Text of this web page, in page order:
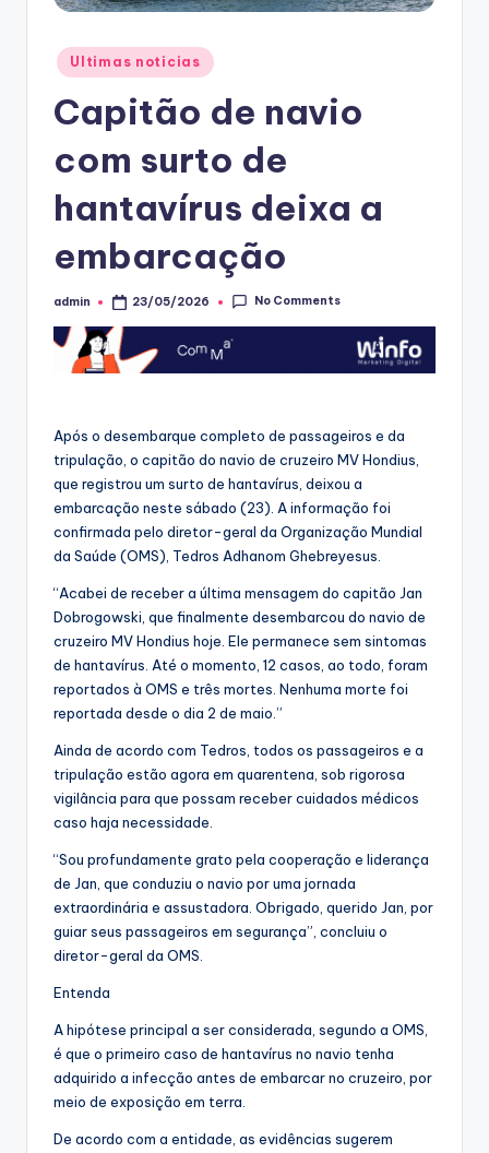
Posted
in
Ultimas noticias
Capitão de navio
com surto de
hantavírus deixa a
embarcação
Posted
admin 23/05/2026 No Comments
Após o desembarque completo de passageiros e da
tripulação, o capitão do navio de cruzeiro MV Hondius,
que registrou um surto de hantavírus, deixou a
embarcação neste sábado (23). A informação foi
confirmada pelo diretor-geral da Organização Mundial
da Saúde (OMS), Tedros Adhanom Ghebreyesus.
“Acabei de receber a última mensagem do capitão Jan
Dobrogowski, que finalmente desembarcou do navio de
cruzeiro MV Hondius hoje. Ele permanece sem sintomas
de hantavírus. Até o momento, 12 casos, ao todo, foram
reportados à OMS e três mortes. Nenhuma morte foi
reportada desde o dia 2 de maio.”
Ainda de acordo com Tedros, todos os passageiros e a
tripulação estão agora em quarentena, sob rigorosa
vigilância para que possam receber cuidados médicos
caso haja necessidade.
“Sou profundamente grato pela cooperação e liderança
de Jan, que conduziu o navio por uma jornada
extraordinária e assustadora. Obrigado, querido Jan, por
guiar seus passageiros em segurança”, concluiu o
diretor-geral da OMS.
Entenda
A hipótese principal a ser considerada, segundo a OMS,
é que o primeiro caso de hantavírus no navio tenha
adquirido a infecção antes de embarcar no cruzeiro, por
meio de exposição em terra.
De acordo com a entidade, as evidências sugerem